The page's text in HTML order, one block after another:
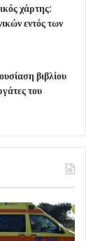
χάρτης:
εντός των
βιβλίου
του